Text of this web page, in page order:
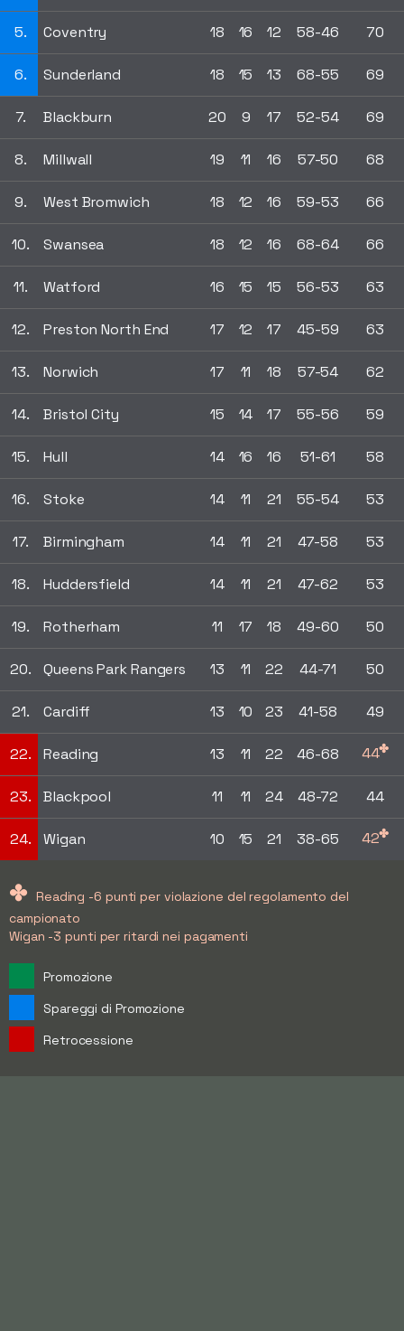
5. Coventry 18 16 12 58-46 70
6. Sunderland 18 15 13 68-55 69
7. Blackburn 20 9 17 52-54 69
8. Millwall 19 11 16 57-50 68
9. West Bromwich 18 12 16 59-53 66
10. Swansea 18 12 16 68-64 66
11. Watford 16 15 15 56-53 63
12. Preston North End 17 12 17 45-59 63
13. Norwich 17 11 18 57-54 62
14. Bristol City 15 14 17 55-56 59
15. Hull 14 16 16 51-61 58
16. Stoke 14 11 21 55-54 53
17. Birmingham 14 11 21 47-58 53
18. Huddersfield 14 11 21 47-62 53
19. Rotherham 11 17 18 49-60 50
20. Queens Park Rangers 13 11 22 44-71 50
21. Cardiff 13 10 23 41-58 49
22. Reading 13 11 22 46-68 44✤
23. Blackpool 11 11 24 48-72 44
24. Wigan 10 15 21 38-65 42✤
✤ Reading -6 punti per violazione del regolamento del
campionato
Wigan -3 punti per ritardi nei pagamenti
Promozione
Spareggi di Promozione
Retrocessione